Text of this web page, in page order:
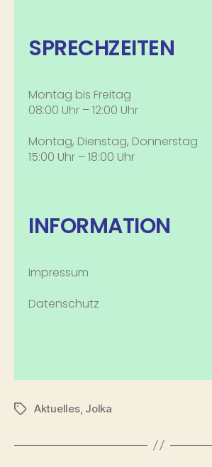
SPRECHZEITEN
Montag bis Freitag
08:00 Uhr – 12:00 Uhr
Montag, Dienstag, Donnerstag
15:00 Uhr – 18:00 Uhr
INFORMATION
Impressum
Datenschutz
Aktuelles, Jolka